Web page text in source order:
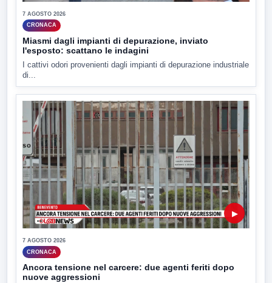
7 AGOSTO 2026
CRONACA
Miasmi dagli impianti di depurazione, inviato
l'esposto: scattano le indagini
I cattivi odori provenienti dagli impianti di depurazione industriale
di...
▶
7 AGOSTO 2026
CRONACA
Ancora tensione nel carcere: due agenti feriti dopo
nuove aggressioni